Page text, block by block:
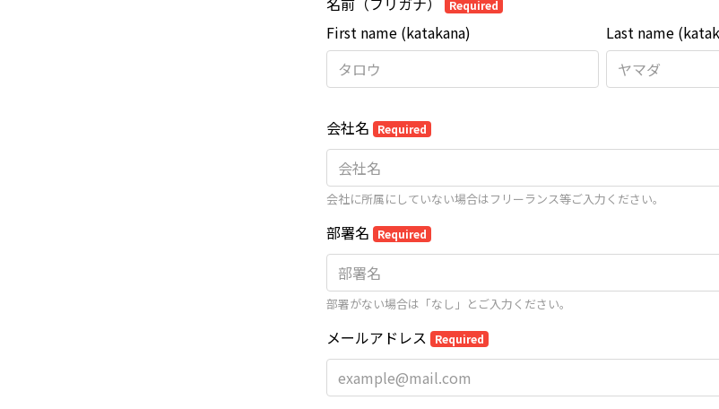
Required
Last name
First name (katakana)
会社名 Required
会社に所属にしていない場合はフリーランス等ご入力ください。
部署名 Required
部署がない場合は「なし」とご入力ください。
メールアドレス Required